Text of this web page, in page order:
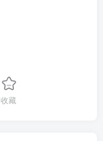
收藏